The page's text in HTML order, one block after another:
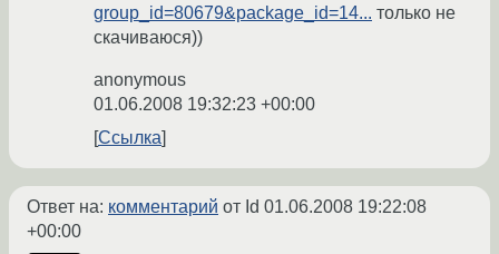
group_id=80679&package_id=14... только не
скачиваюся))
anonymous
01.06.2008 19:32:23 +00:00
Ссылка
Ответ на: комментарий от Id 01.06.2008 19:22:08
+00:00